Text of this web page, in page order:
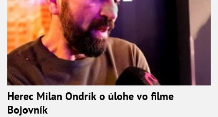
Herec Milan Ondrík o úlohe vo filme
Bojovník